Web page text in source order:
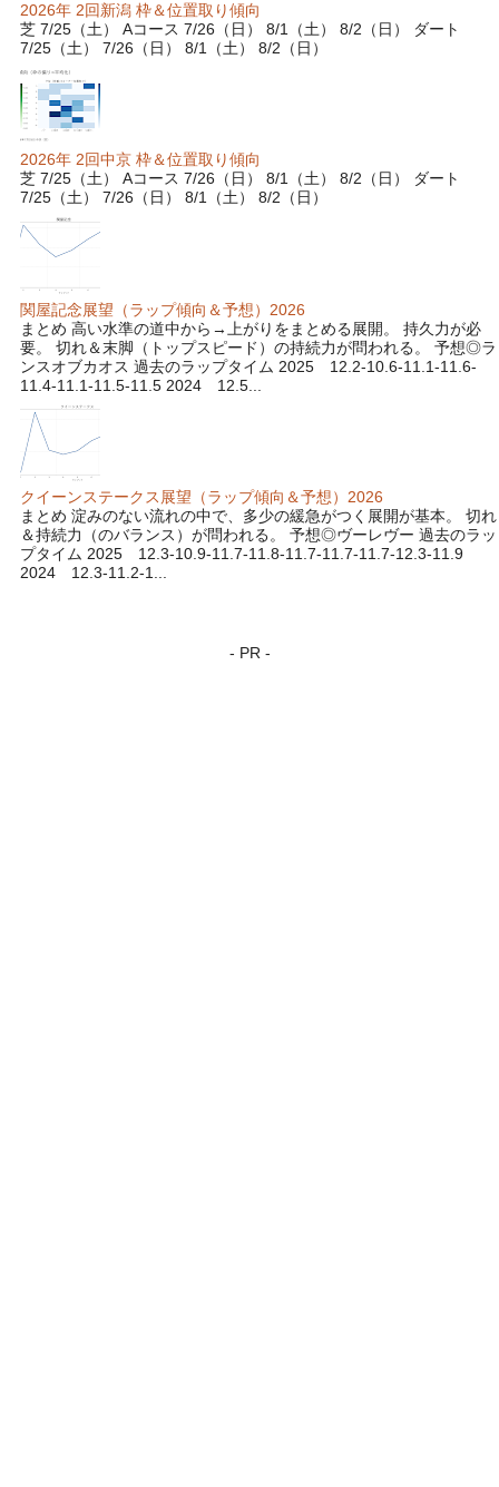
2026年 2回新潟 枠＆位置取り傾向
芝 7/25（土） Aコース 7/26（日） 8/1（土） 8/2（日） ダート
7/25（土） 7/26（日） 8/1（土） 8/2（日）
2026年 2回中京 枠＆位置取り傾向
芝 7/25（土） Aコース 7/26（日） 8/1（土） 8/2（日） ダート
7/25（土） 7/26（日） 8/1（土） 8/2（日）
関屋記念展望（ラップ傾向＆予想）2026
まとめ 高い水準の道中から→上がりをまとめる展開。 持久力が必
要。 切れ＆末脚（トップスピード）の持続力が問われる。 予想◎ラ
ンスオブカオス 過去のラップタイム 2025 12.2-10.6-11.1-11.6-
11.4-11.1-11.5-11.5 2024 12.5...
クイーンステークス展望（ラップ傾向＆予想）2026
まとめ 淀みのない流れの中で、多少の緩急がつく展開が基本。 切れ
＆持続力（のバランス）が問われる。 予想◎ヴーレヴー 過去のラッ
プタイム 2025 12.3-10.9-11.7-11.8-11.7-11.7-11.7-12.3-11.9
2024 12.3-11.2-1...
- PR -